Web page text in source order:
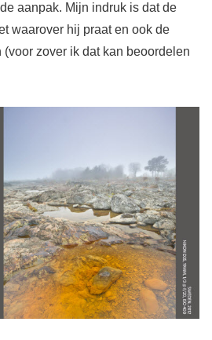
aanpak. Mijn indruk is dat de
waarover hij praat en ook de
zover ik dat kan beoordelen